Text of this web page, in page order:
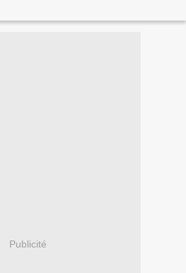
Publicité